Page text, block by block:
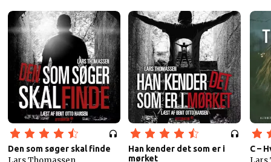
Den som søger skal finde
Han kender det som er i
mørket
C –